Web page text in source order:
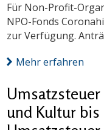
Für Non-Profit-
NPO-Fonds
zur Verfügung.
Mehr erfahren
Umsatzsteuer
und Kultur bis